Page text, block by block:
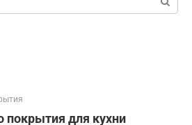
покрытия для кухни